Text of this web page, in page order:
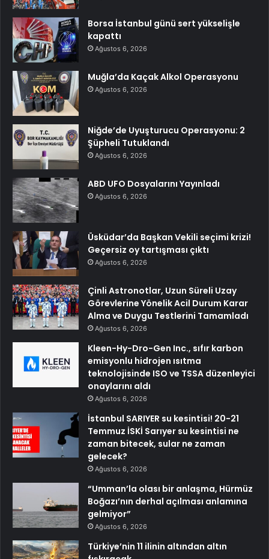
Borsa İstanbul günü sert yükselişle
kapattı
Ağustos 6, 2026
Muğla’da Kaçak Alkol Operasyonu
Ağustos 6, 2026
Niğde’de Uyuşturucu Operasyonu: 2
Şüpheli Tutuklandı
Ağustos 6, 2026
ABD UFO Dosyalarını Yayınladı
Ağustos 6, 2026
Üsküdar’da Başkan Vekili seçimi krizi!
Geçersiz oy tartışması çıktı
Ağustos 6, 2026
Çinli Astronotlar, Uzun Süreli Uzay
Görevlerine Yönelik Acil Durum Karar
Alma ve Duygu Testlerini Tamamladı
Ağustos 6, 2026
Kleen-Hy-Dro-Gen Inc., sıfır karbon
emisyonlu hidrojen ısıtma
teknolojisinde ISO ve TSSA düzenleyici
onaylarını aldı
Ağustos 6, 2026
İstanbul SARIYER su kesintisi! 20-21
Temmuz İSKİ Sarıyer su kesintisi ne
zaman bitecek, sular ne zaman
gelecek?
Ağustos 6, 2026
“Umman’la olası bir anlaşma, Hürmüz
Boğazı’nın derhal açılması anlamına
gelmiyor”
Ağustos 6, 2026
Türkiye’nin 11 ilinin altından altın